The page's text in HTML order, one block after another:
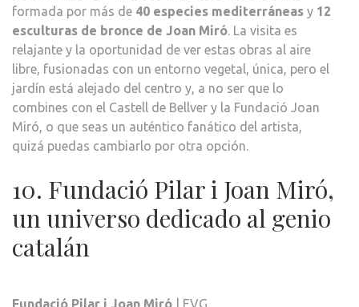
formada por más de 40 especies mediterráneas y 12
esculturas de bronce de Joan Miró. La visita es
relajante y la oportunidad de ver estas obras al aire
libre, fusionadas con un entorno vegetal, única, pero el
jardín está alejado del centro y, a no ser que lo
combines con el Castell de Bellver y la Fundació Joan
Miró, o que seas un auténtico fanático del artista,
quizá puedas cambiarlo por otra opción.
10. Fundació Pilar i Joan Miró,
un universo dedicado al genio
catalán
Fundació Pilar i Joan Miró | EVG